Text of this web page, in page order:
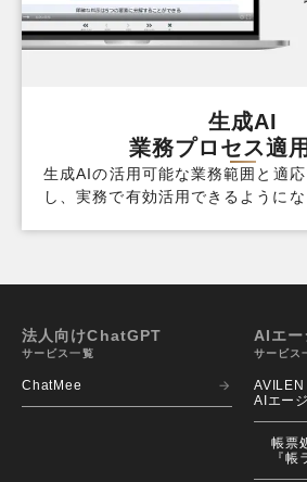
生成AI
業務プロセス適
生成AIの活用可能な業務範囲と適
し、実務で有効活用できるようにな
法人向けChatGPT
サービス一覧
ChatMee
AIエー
サービス
AVILEN
AIエー
帳票
『帳